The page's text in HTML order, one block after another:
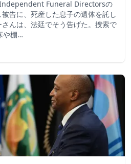
Funeral Directorsの
告に、死産した息子の遺体を託し
んは、法廷でそう告げた。捜索で
や棚…